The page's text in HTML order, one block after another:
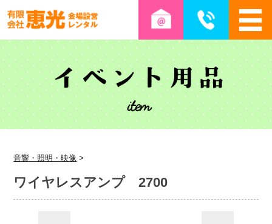
音響・照明・映像 >
ワイヤレスアンプ 2700